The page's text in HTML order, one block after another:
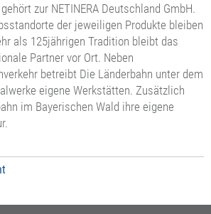
zur NETINERA Deutschland GmbH.
der jeweiligen Produkte bleiben
als 125jährigen Tradition bleibt das
Partner vor Ort. Neben
betreibt Die Länderbahn unter dem
eigene Werkstätten. Zusätzlich
im Bayerischen Wald ihre eigene